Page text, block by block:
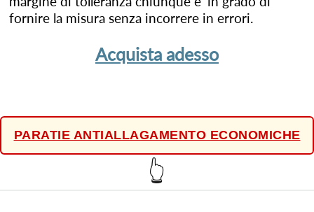
fornire la misura senza incorrere in errori.
Acquista adesso
PARATIE ANTIALLAGAMENTO ECONOMICHE
👆